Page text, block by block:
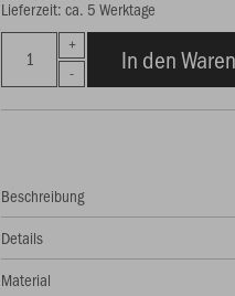
Lieferzeit: ca. 5 Werktage
In den
Beschreibung
Details
Material